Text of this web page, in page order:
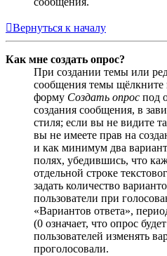
Вернуться к началу
Как мне создать опрос?
При создании темы или
сообщения темы щёлкните
форму Создать опрос под
создания сообщения, в
стиля; если вы не видите
вы не имеете прав на
и как минимум два
полях, убедившись, что
отдельной строке
задать количество
пользователи при
«Вариантов ответа»,
(0 означает, что опрос
пользователей изменять
проголосовали.